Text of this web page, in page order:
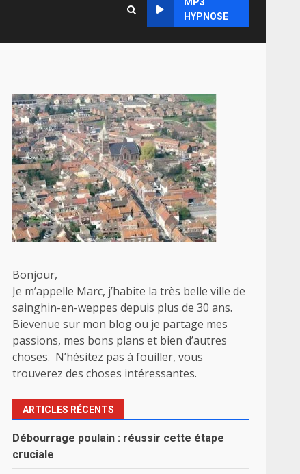
HYPNOSE
Bonjour,
Je m’appelle Marc, j’habite la très belle ville de
sainghin-en-weppes depuis plus de 30 ans.
Bievenue sur mon blog ou je partage mes
passions, mes bons plans et bien d’autres
choses. N’hésitez pas à fouiller, vous
trouverez des choses intéressantes.
ARTICLES RÉCENTS
Débourrage poulain : réussir cette étape
cruciale